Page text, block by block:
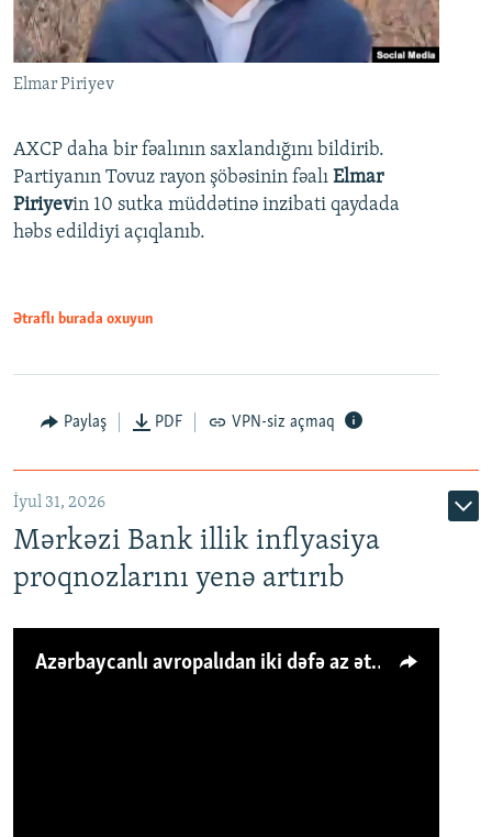
Elmar Piriyev
AXCP daha bir fəalının saxlandığını bildirib.
Partiyanın Tovuz rayon şöbəsinin fəalı Elmar
Piriyevin 10 sutka müddətinə inzibati qaydada
həbs edildiyi açıqlanıb.
Ətraflı burada oxuyun
Paylaş PDF VPN-siz açmaq
İyul 31, 2026
Mərkəzi Bank illik inflyasiya
proqnozlarını yenə artırıb
Azərbaycanlı avropalıdan iki dəfə az ət yeyir, amma... 'Qiymət artımı qaçılmazdır'